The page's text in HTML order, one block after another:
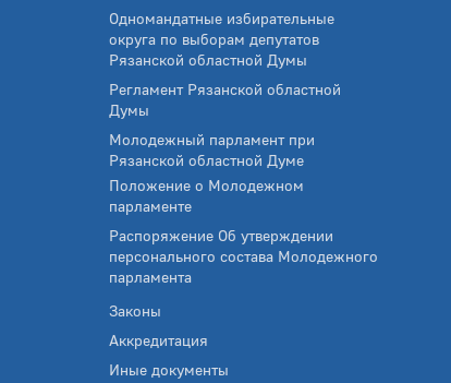
Одномандатные избирательные
округа по выборам депутатов
Рязанской областной Думы
Регламент Рязанской областной
Думы
Молодежный парламент при
Рязанской областной Думе
Положение о Молодежном
парламенте
Распоряжение Об утверждении
персонального состава Молодежного
парламента
Законы
Аккредитация
Иные документы